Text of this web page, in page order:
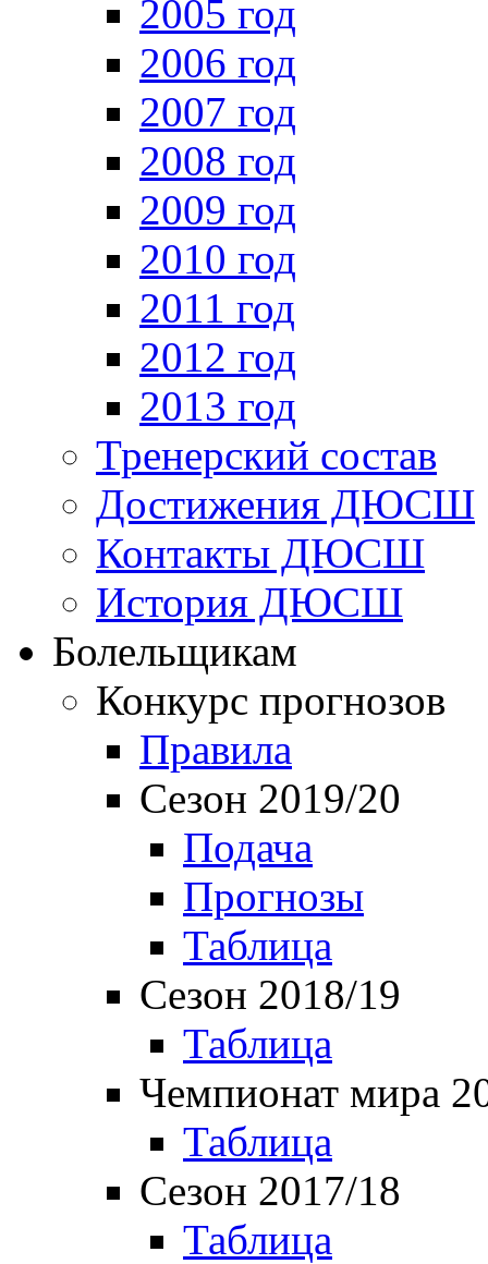
2005 год
2006 год
2007 год
2008 год
2009 год
2010 год
2011 год
2012 год
2013 год
Тренерский состав
Достижения ДЮСШ
Контакты ДЮСШ
История ДЮСШ
Болельщикам
Конкурс прогнозов
Правила
Сезон 2019/20
Подача
Прогнозы
Таблица
Сезон 2018/19
Таблица
Чемпионат мира
Таблица
Сезон 2017/18
Таблица